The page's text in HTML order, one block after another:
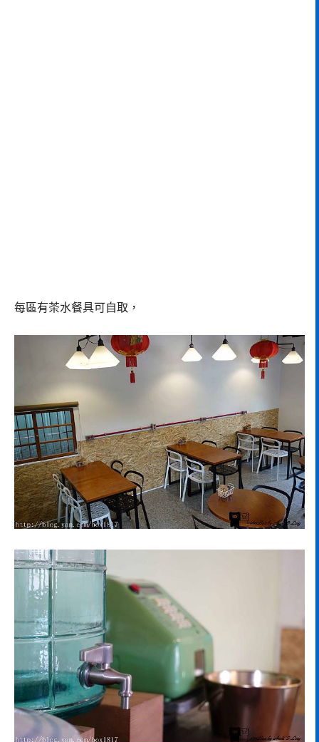
每區有茶水餐具可自取，